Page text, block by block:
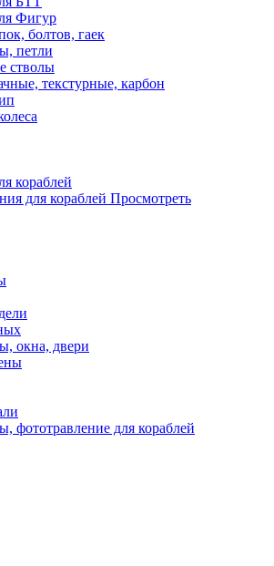
Фигур
болтов, гаек
петли
стволы
текстурные, карбон
кораблей
для кораблей Просмотреть
окна, двери
фототравление для кораблей